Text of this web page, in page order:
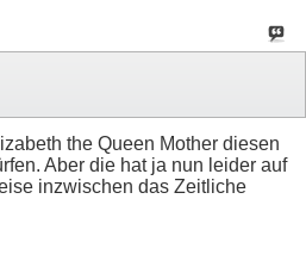
the Queen Mother diesen
Aber die hat ja nun leider auf
inzwischen das Zeitliche